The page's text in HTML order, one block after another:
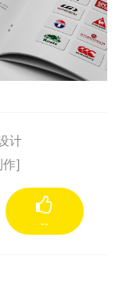
计
作]
--